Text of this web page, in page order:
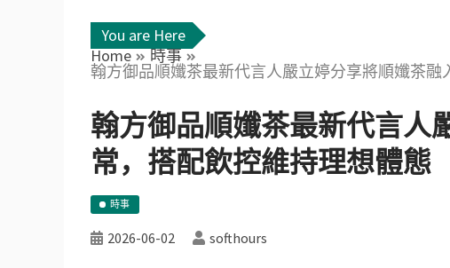
You are Here
Home
時事
翰方御品順孅茶最新代言人嚴立婷分享將順孅茶
翰方御品順孅茶最新代言人
常，搭配飲控維持理想體態
時事
2026-06-02 softhours